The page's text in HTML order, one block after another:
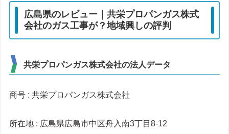
広島県のレビュー｜共栄プロパンガス株式
会社のガス工事が？地域興しの評判
共栄プロパンガス株式会社の法人データ
商号 : 共栄プロパンガス株式会社
所在地 : 広島県広島市中区舟入南3丁目8-12